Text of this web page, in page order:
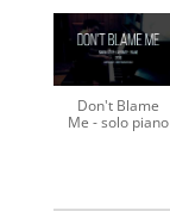
Don't Blame
Me - solo piano